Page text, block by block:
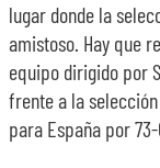
lugar donde la
amistoso. Hay que
equipo dirigido por
frente a la
para España por 73-